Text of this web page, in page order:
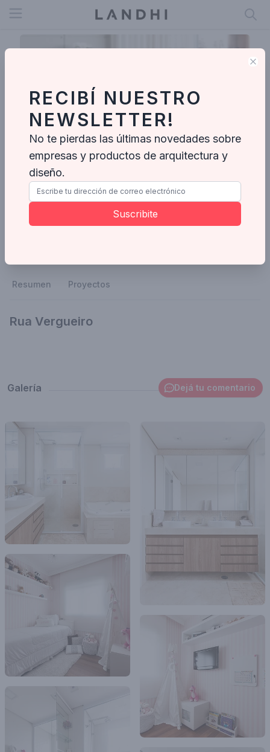
Open menu
Wm Arquitetura E Interiores
Enviar mensaje
Resumen Proyectos
Rua Vergueiro
Galería Dejá tu comentario
RECIBÍ NUESTRO
NEWSLETTER!
No te pierdas las últimas novedades sobre
empresas y productos de arquitectura y
diseño.
Suscribite